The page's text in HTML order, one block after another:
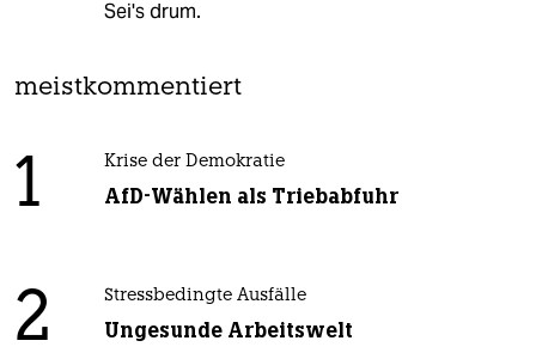
Sei's drum.
meistkommentiert
1 Krise der Demokratie
AfD-Wählen als Triebabfuhr
2 Stressbedingte Ausfälle
Ungesunde Arbeitswelt